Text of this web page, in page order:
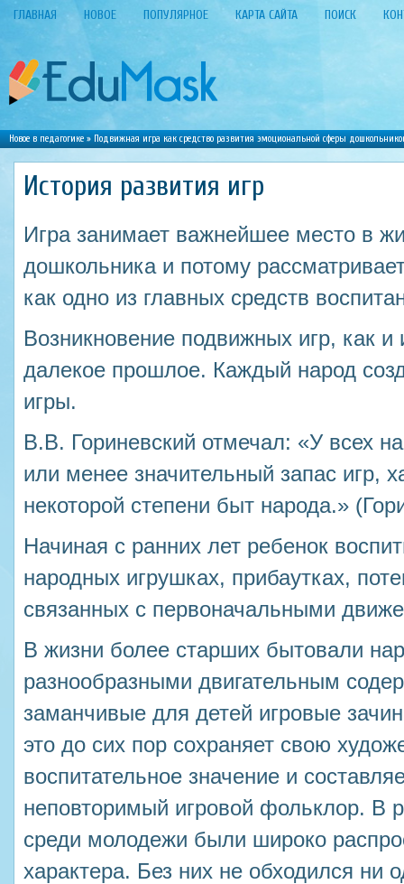
ГЛАВНАЯ НОВОЕ ПОПУЛЯРНОЕ КАРТА САЙТА ПОИСК
Новое в педагогике»Подвижная игра как средство развития эмоциональной сферы
История развития игр
Игра занимает важнейшее место в
дошкольника и потому
как одно из главных средств
Возникновение подвижных игр, как
далекое прошлое. Каждый народ
игры.
В.В. Гориневский отмечал: «У всех
или менее значительный запас игр,
некоторой степени быт народа.»
Начиная с ранних лет ребенок
народных игрушках, прибаутках,
связанных с первоначальными
В жизни более старших бытовали
разнообразными двигательным
заманчивые для детей игровые
это до сих пор сохраняет свою
воспитательное значение и
неповторимый игровой фольклор. В
среди молодежи были широко
характера. Без них не обходился